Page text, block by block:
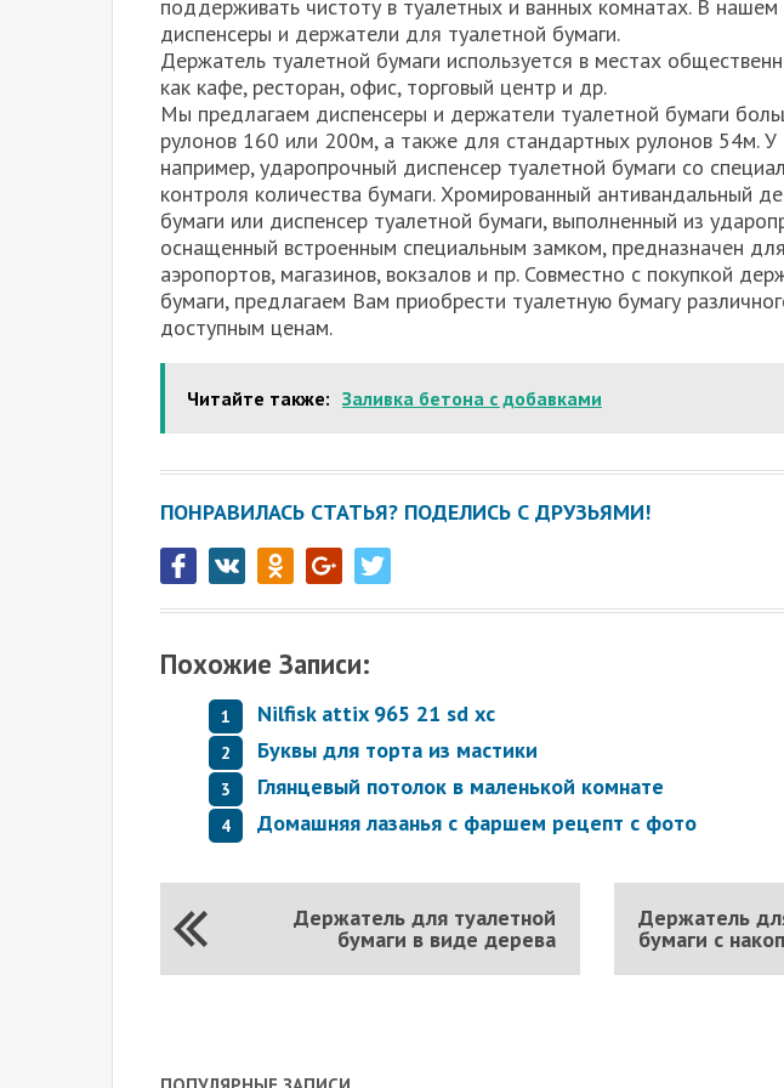
поддерживать чистоту в туалетных и ванных комнатах. В
диспенсеры и держатели для туалетной бумаги.
Держатель туалетной бумаги используется в местах
как кафе, ресторан, офис, торговый центр и др.
Мы предлагаем диспенсеры и держатели туалетной бумаги
рулонов 160 или 200м, а также для стандартных рулонов 54м.
например, ударопрочный диспенсер туалетной бумаги со
контроля количества бумаги. Хромированный антивандальный
бумаги или диспенсер туалетной бумаги, выполненный из
оснащенный встроенным специальным замком, предназначен
аэропортов, магазинов, вокзалов и пр. Совместно с покупкой
бумаги, предлагаем Вам приобрести туалетную бумагу
доступным ценам.
Читайте также: Заливка бетона с добавками
ПОНРАВИЛАСЬ СТАТЬЯ? ПОДЕЛИСЬ С ДРУЗЬЯМИ!
Похожие Записи:
Nilfisk attix 965 21 sd xc
Буквы для торта из мастики
Глянцевый потолок в маленькой комнате
Домашняя лазанья с фаршем рецепт с фото
Держатель
бумаги с
Держатель для туалетной
бумаги в виде дерева